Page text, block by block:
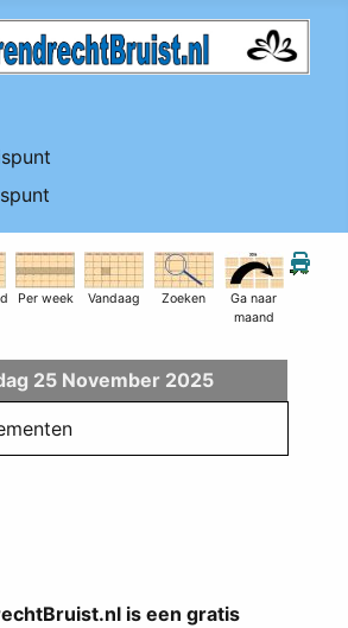
Per week Vandaag Zoeken
Ga naar
maand
25 November 2025
is een gratis